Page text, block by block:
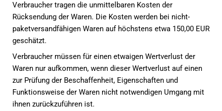
Verbraucher tragen die unmittelbaren Kosten der
Rücksendung der Waren. Die Kosten werden bei nicht-
paketversandfähigen Waren auf höchstens etwa 150,00 EUR
geschätzt.
Verbraucher müssen für einen etwaigen Wertverlust der
Waren nur aufkommen, wenn dieser Wertverlust auf einen
zur Prüfung der Beschaffenheit, Eigenschaften und
Funktionsweise der Waren nicht notwendigen Umgang mit
ihnen zurückzuführen ist.